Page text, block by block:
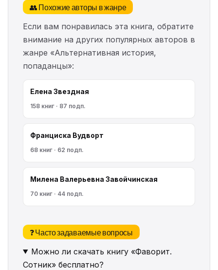
👥 Похожие авторы в жанре
Если вам понравилась эта книга, обратите
внимание на других популярных авторов в
жанре «Альтернативная история,
попаданцы»:
Елена Звездная
158 книг · 87 подп.
Франциска Вудворт
68 книг · 62 подп.
Милена Валерьевна Завойчинская
70 книг · 44 подп.
❓ Часто задаваемые вопросы
Можно ли скачать книгу «Фаворит.
Сотник» бесплатно?